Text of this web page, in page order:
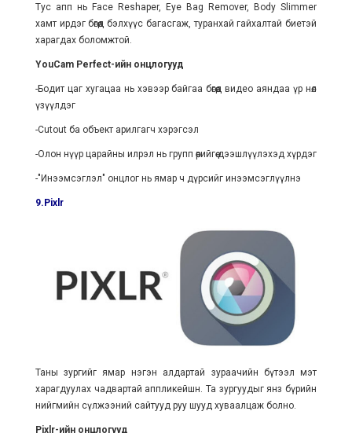
Тус апп нь Face Reshaper, Eye Bag Remover, Body Slimmer
хамт ирдэг бөгөөд бэлхүүс багасгаж, туранхай гайхалтай биетэй
харагдах боломжтой.
YouCam Perfect-ийн онцлогууд
-Бодит цаг хугацаа нь хэвээр байгаа бөгөөд видео аяндаа үр нөлөө
үзүүлдэг
-Cutout ба объект арилгагч хэрэгсэл
-Олон нүүр царайны илрэл нь групп өөрийгөө дээшлүүлэхэд хүрдэг
-"Инээмсэглэл" онцлог нь ямар ч дүрсийг инээмсэглүүлнэ
9.Pixlr
Таны зургийг ямар нэгэн алдартай зураачийн бүтээл мэт
харагдуулах чадвартай аппликейшн. Та зургуудыг янз бүрийн
нийгмийн сүлжээний сайтууд руу шууд хуваалцаж болно.
Pixlr-ийн онцлогууд